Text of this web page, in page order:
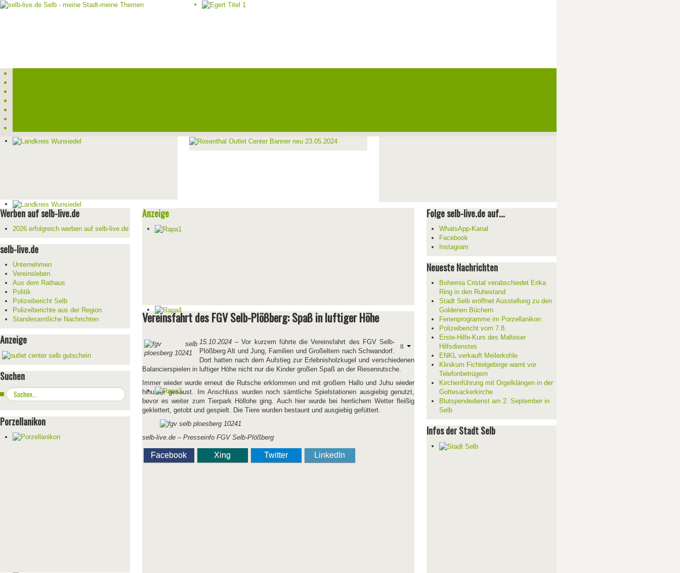
Werben auf selb-live.de
2026 erfolgreich werben auf selb-live.de
selb-live.de
Unternehmen
Vereinsleben
Aus dem Rathaus
Politik
Polizeibericht Selb
Polizeiberichte aus der Region
Standesamtliche Nachrichten
Anzeige
Suchen
Suchen
...
Porzellanikon
Anzeige
Vereinsfahrt des FGV Selb-Plößberg: Spaß in luftiger Höhe
15.10.2024– Vor kurzem führte die Vereinsfahrt des FGV Selb-
Plößberg Alt und Jung, Familien und Großeltern nach Schwandorf.
Dort hatten nach dem Aufstieg zur Erlebnisholzkugel und verschiedenen
Balancierspielen in luftiger Höhe nicht nur die Kinder großen Spaß an der Riesenrutsche.
Immer wieder wurde erneut die Rutsche erklommen und mit großem Hallo und Juhu wieder
hinunter gesaust. Im Anschluss wurden noch sämtliche Spielstationen ausgiebig genutzt,
bevor es weiter zum Tierpark Höllohe ging. Auch hier wurde bei herrlichem Wetter fleißig
geklettert, getobt und gespielt. Die Tiere wurden bestaunt und ausgiebig gefüttert.
selb-live.de – Presseinfo FGV Selb-Plößberg
Facebook Xing Twitter LinkedIn
Folge selb-live.de auf...
WhatsApp-Kanal
Facebook
Instagram
Neueste Nachrichten
Bohemia Cristal verabschiedet Erika
Ring in den Ruhestand
Stadt Selb eröffnet Ausstellung zu den
Goldenen Büchern
Ferienprogramme im Porzellanikon
Polizeibericht vom 7.8.
Erste-Hilfe-Kurs des Malteser
Hilfsdienstes
ENKL verkauft Meilerkohle
Klinikum Fichtelgebirge warnt vor
Telefonbetrügern
Kirchenführung mit Orgelklängen in der
Gottesackerkirche
Blutspendedienst am 2. September in
Selb
Infos der Stadt Selb